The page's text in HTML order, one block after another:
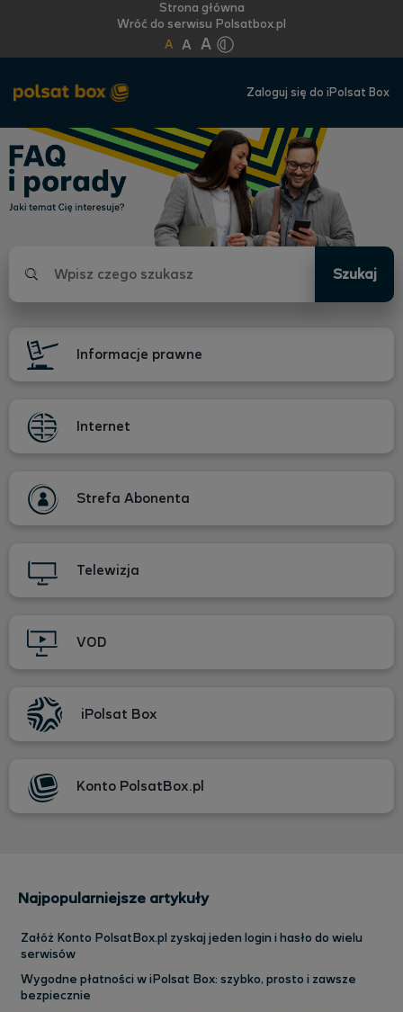
Strona główna
Wróć do serwisu Polsatbox.pl
A A A
Zaloguj się do iPolsat Box
FAQ
porady.
Jaki
temat
Szukaj
Informacje prawne
Internet
Strefa Abonenta
Telewizja
VOD
iPolsat Box
Konto PolsatBox.pl
Najpopularniejsze artykuły
Załóż Konto PolsatBox.pl zyskaj jeden login i hasło do wielu
serwisów
Wygodne płatności w iPolsat Box: szybko, prosto i zawsze
bezpiecznie